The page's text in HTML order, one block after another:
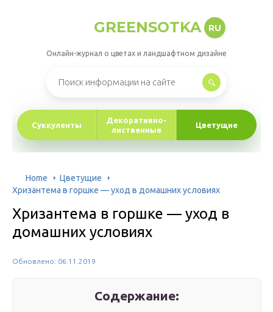
GREENSOTKA RU
Онлайн-журнал о цветах и ландшафтном дизайне
Суккуленты
Декоративно-
лиственные
Цветущие
Home
Цветущие
Хризантема в горшке — уход в домашних условиях
Хризантема в горшке — уход в
домашних условиях
Обновлено: 06.11.2019
Содержание: